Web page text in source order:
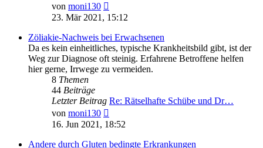
von moni130
Beitrag
23. Mär 2021, 15:12
Zöliakie-Nachweis bei Erwachsenen
Da es kein einheitliches, typische Krankheitsbild gibt, ist der
Weg zur Diagnose oft steinig. Erfahrene Betroffene helfen
hier gerne, Irrwege zu vermeiden.
8 Themen
44 Beiträge
Letzter Beitrag Re: Rätselhafte Schübe und Dr…
von moni130
Beitrag
16. Jun 2021, 18:52
Andere durch Gluten bedingte Erkrankungen